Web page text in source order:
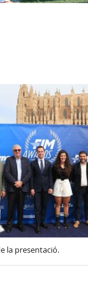
la presentació.